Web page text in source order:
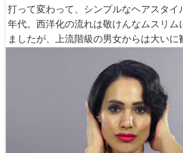
打って変わって、シンプルなヘアスタイ
年代。西洋化の流れは敬けんなムスリム
ましたが、上流階級の男女からは大いに